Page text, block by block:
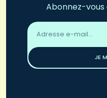
Abonnez-
Adresse
email
JE